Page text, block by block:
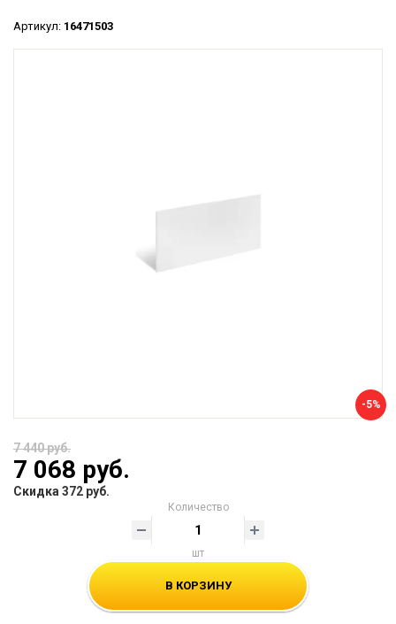
Артикул: 16471503
-5%
7 440 руб.
7 068 руб.
Скидка 372 руб.
Количество
шт
В КОРЗИНУ